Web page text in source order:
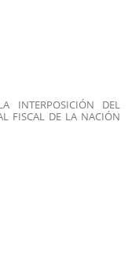
INTERPOSICIÓN DEL
FISCAL DE LA NACIÓN